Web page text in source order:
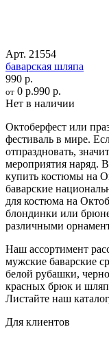
Арт. 21554
баварская шляпа
990 р.
от 0 р.990 р.
Нет в наличии
Октоберфест или
фестиваль в мире.
отпраздновать,
мероприятия наряд.
купить костюмы на
баварские
для костюма на
блондинки или
различными
Наш ассортимент
мужские баварские
белой рубашки,
красных брюк и
Листайте наш
Для клиентов